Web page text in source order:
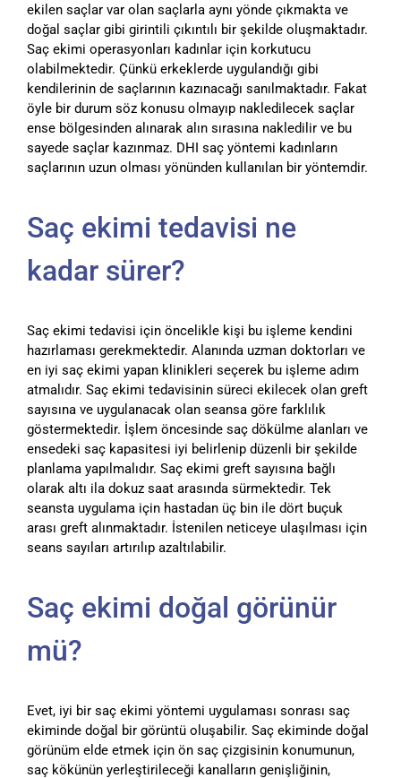
ekilen saçlar var olan saçlarla aynı yönde çıkmakta ve
doğal saçlar gibi girintili çıkıntılı bir şekilde oluşmaktadır.
Saç ekimi operasyonları kadınlar için korkutucu
olabilmektedir. Çünkü erkeklerde uygulandığı gibi
kendilerinin de saçlarının kazınacağı sanılmaktadır. Fakat
öyle bir durum söz konusu olmayıp nakledilecek saçlar
ense bölgesinden alınarak alın sırasına nakledilir ve bu
sayede saçlar kazınmaz. DHI saç yöntemi kadınların
saçlarının uzun olması yönünden kullanılan bir yöntemdir.
Saç ekimi tedavisi ne
kadar sürer?
Saç ekimi tedavisi için öncelikle kişi bu işleme kendini
hazırlaması gerekmektedir. Alanında uzman doktorları ve
en iyi saç ekimi yapan klinikleri seçerek bu işleme adım
atmalıdır. Saç ekimi tedavisinin süreci ekilecek olan greft
sayısına ve uygulanacak olan seansa göre farklılık
göstermektedir. İşlem öncesinde saç dökülme alanları ve
ensedeki saç kapasitesi iyi belirlenip düzenli bir şekilde
planlama yapılmalıdır. Saç ekimi greft sayısına bağlı
olarak altı ila dokuz saat arasında sürmektedir. Tek
seansta uygulama için hastadan üç bin ile dört buçuk
arası greft alınmaktadır. İstenilen neticeye ulaşılması için
seans sayıları artırılıp azaltılabilir.
Saç ekimi doğal görünür
mü?
Evet, iyi bir saç ekimi yöntemi uygulaması sonrası saç
ekiminde doğal bir görüntü oluşabilir. Saç ekiminde doğal
görünüm elde etmek için ön saç çizgisinin konumunun,
saç kökünün yerleştirileceği kanalların genişliğinin,